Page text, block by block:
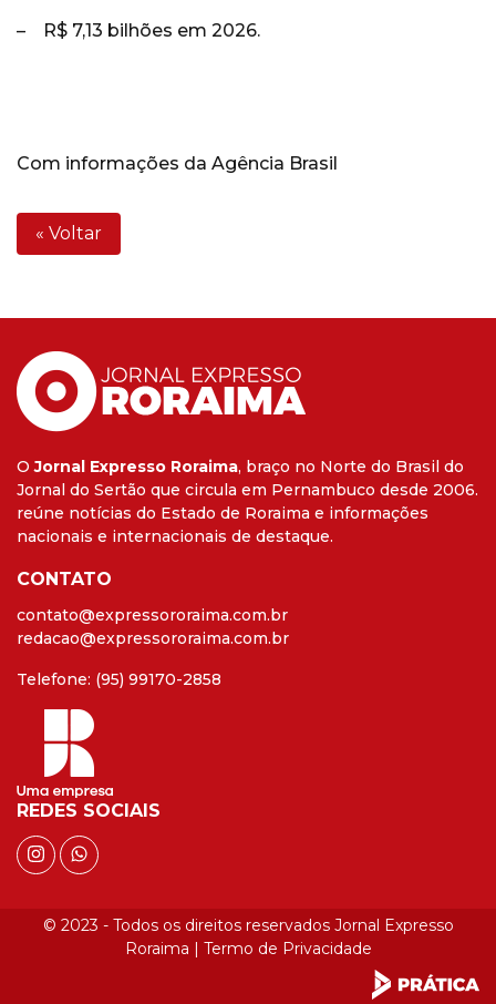
– R$ 7,13 bilhões em 2026.
Com informações da Agência Brasil
« Voltar
OJornal Expresso Roraima, braço no Norte do Brasil do
Jornal do Sertão que circula em Pernambuco desde 2006.
reúne notícias do Estado de Roraima e informações
nacionais e internacionais de destaque.
CONTATO
contato@expressororaima.com.br
redacao@expressororaima.com.br
Telefone: (95) 99170-2858
REDES SOCIAIS
© 2023 - Todos os direitos reservados Jornal Expresso
Roraima | Termo de Privacidade